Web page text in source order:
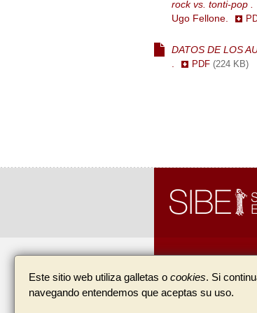
Este sitio web utiliza galletas o cookies. Si
navegando entendemos que aceptas su uso.
rock vs. tonti-pop .
Ugo Fellone.
DATOS DE LOS
PDF(224 KB)
SIBE, Sociedad
Apartado de